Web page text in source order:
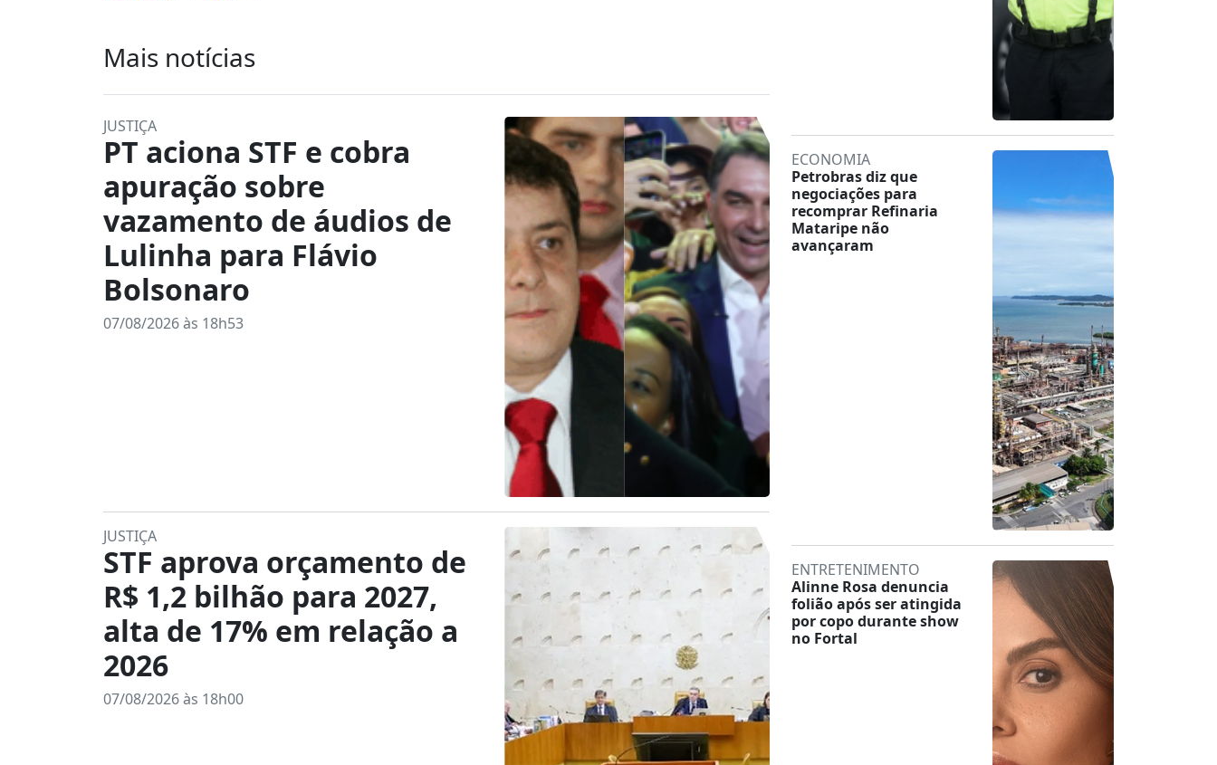
Mais notícias
JUSTIÇA
PT aciona STF e cobra
apuração sobre
vazamento de áudios de
Lulinha para Flávio
Bolsonaro
07/08/2026 às 18h53
JUSTIÇA
STF aprova orçamento de
R$ 1,2 bilhão para 2027,
alta de 17% em relação a
2026
07/08/2026 às 18h00
ECONOMIA
Petrobras diz que
negociações para
recomprar Refinaria
Mataripe não
avançaram
ENTRETENIMENTO
Alinne Rosa denuncia
folião após ser atingida
por copo durante show
no Fortal